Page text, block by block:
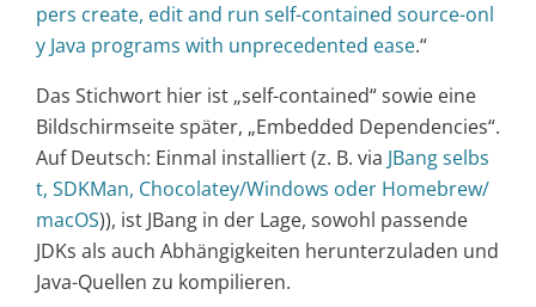
pers create, edit and run self-contained source-onl
y Java programs with unprecedented ease.“
Das Stichwort hier ist „self-contained“ sowie eine
Bildschirmseite später, „Embedded Dependencies“.
Auf Deutsch: Einmal installiert (z. B. via JBang selbs
t, SDKMan, Chocolatey/Windows oder Homebrew/
macOS)), ist JBang in der Lage, sowohl passende
JDKs als auch Abhängigkeiten herunterzuladen und
Java-Quellen zu kompilieren.